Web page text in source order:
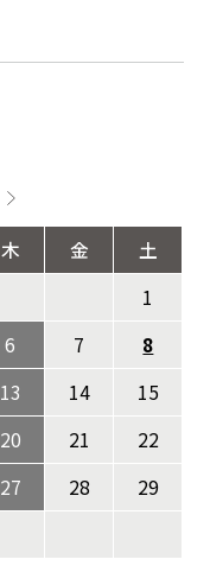
木 金
土
1
6 7
8
13 14
15
20 21
22
27 28
29